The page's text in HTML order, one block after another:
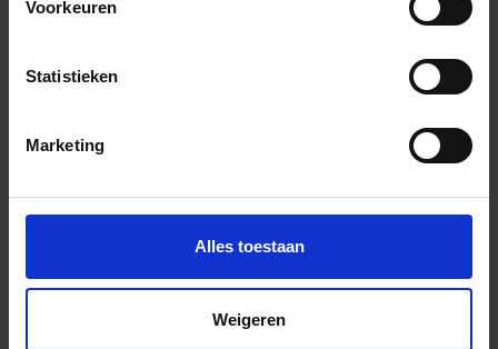
Voorkeuren
Statistieken
Marketing
Alles toestaan
Weigeren
Onze verkoopspecialisten staan graag voor je klaar:
Villeroy & Boch Hudson Indrukken